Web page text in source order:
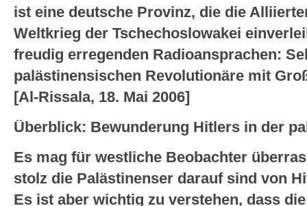
ist eine deutsche Provinz, die die
Weltkrieg der Tschechoslowakei
freudig erregenden Radioansprachen:
palästinensischen Revolutionäre mit
[Al-Rissala, 18. Mai 2006]
Überblick: Bewunderung Hitlers in der
Es mag für westliche Beobachter
stolz die Palästinenser darauf sind von
Es ist aber wichtig zu verstehen, dass